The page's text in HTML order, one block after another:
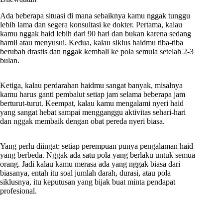
Ada beberapa situasi di mana sebaiknya kamu nggak tunggu
lebih lama dan segera konsultasi ke dokter. Pertama, kalau
kamu nggak haid lebih dari 90 hari dan bukan karena sedang
hamil atau menyusui. Kedua, kalau siklus haidmu tiba-tiba
berubah drastis dan nggak kembali ke pola semula setelah 2-3
bulan.
Ketiga, kalau perdarahan haidmu sangat banyak, misalnya
kamu harus ganti pembalut setiap jam selama beberapa jam
berturut-turut. Keempat, kalau kamu mengalami nyeri haid
yang sangat hebat sampai mengganggu aktivitas sehari-hari
dan nggak membaik dengan obat pereda nyeri biasa.
Yang perlu diingat: setiap perempuan punya pengalaman haid
yang berbeda. Nggak ada satu pola yang berlaku untuk semua
orang. Jadi kalau kamu merasa ada yang nggak biasa dari
biasanya, entah itu soal jumlah darah, durasi, atau pola
siklusnya, itu keputusan yang bijak buat minta pendapat
profesional.